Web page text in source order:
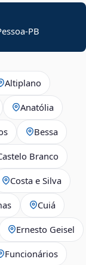
PB
Altiplano
Anatólia
Bessa
Branco
Costa e Silva
Cuiá
Ernesto Geisel
Funcionários